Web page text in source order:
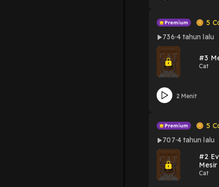
5
736 4 tahun lalu
#3
Cat
2 Menit
5
707 4 tahun lalu
#2
Mesir
Cat